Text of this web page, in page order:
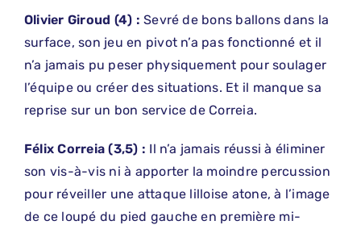
Olivier Giroud (4) : Sevré de bons ballons dans la
surface, son jeu en pivot n’a pas fonctionné et il
n’a jamais pu peser physiquement pour soulager
l’équipe ou créer des situations. Et il manque sa
reprise sur un bon service de Correia.
Félix Correia (3,5) : Il n’a jamais réussi à éliminer
son vis-à-vis ni à apporter la moindre percussion
pour réveiller une attaque lilloise atone, à l’image
de ce loupé du pied gauche en première mi-